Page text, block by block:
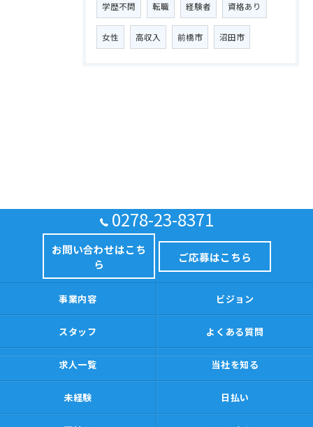
学歴不問 転職 経験者 資格あり
女性 高収入 前橋市 沼田市
0278-23-8371
お問い合わせはこち
ら
ご応募はこちら
事業内容 ビジョン
スタッフ よくある質問
求人一覧 当社を知る
未経験 日払い